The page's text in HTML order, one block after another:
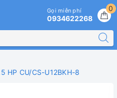
0
Gọi miễn phí
0934622268
HP CU/CS-U12BKH-8